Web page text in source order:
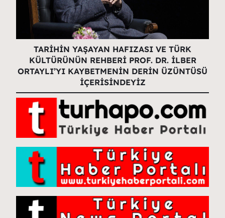
TARİHİN YAŞAYAN HAFIZASI VE TÜRK
KÜLTÜRÜNÜN REHBERİ PROF. DR. İLBER
ORTAYLI’YI KAYBETMENİN DERİN ÜZÜNTÜSÜ
İÇERİSİNDEYİZ